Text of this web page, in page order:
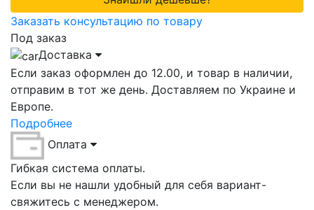
Заказать консультацию по товару
Под заказ
Доставка
Если заказ оформлен до 12.00, и товар в наличии,
отправим в тот же день. Доставляем по Украине и
Европе.
Подробнее
Оплата
Гибкая система оплаты.
Если вы не нашли удобный для себя вариант-
свяжитесь с менеджером.